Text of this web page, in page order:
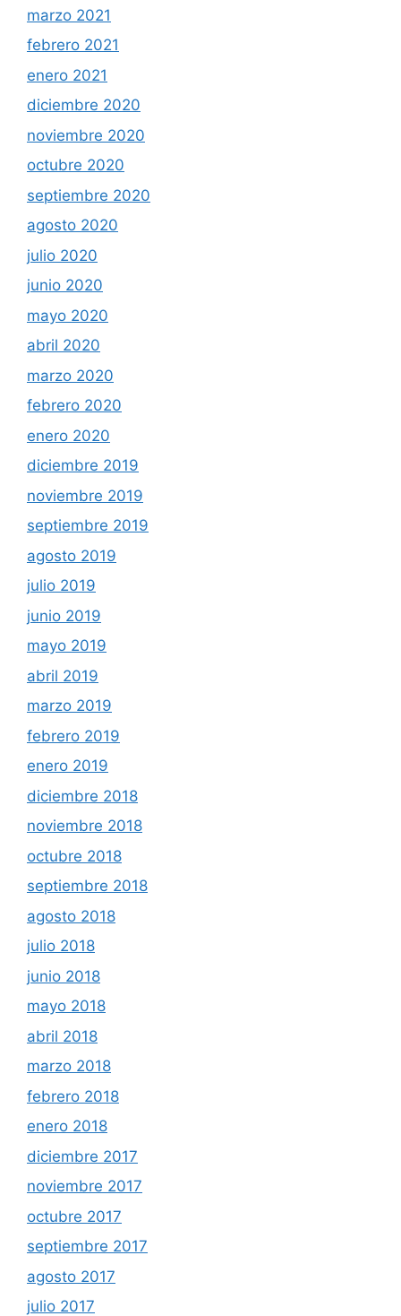
marzo 2021
febrero 2021
enero 2021
diciembre 2020
noviembre 2020
octubre 2020
septiembre 2020
agosto 2020
julio 2020
junio 2020
mayo 2020
abril 2020
marzo 2020
febrero 2020
enero 2020
diciembre 2019
noviembre 2019
septiembre 2019
agosto 2019
julio 2019
junio 2019
mayo 2019
abril 2019
marzo 2019
febrero 2019
enero 2019
diciembre 2018
noviembre 2018
octubre 2018
septiembre 2018
agosto 2018
julio 2018
junio 2018
mayo 2018
abril 2018
marzo 2018
febrero 2018
enero 2018
diciembre 2017
noviembre 2017
octubre 2017
septiembre 2017
agosto 2017
julio 2017